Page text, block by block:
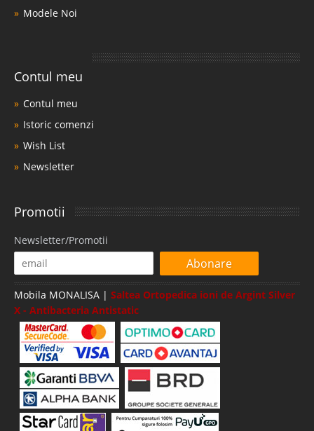
Modele Noi
Contul meu
Contul meu
Istoric comenzi
Wish List
Newsletter
Promotii
Newsletter/Promotii
Abonare
Mobila MONALISA | Saltea Ortopedica ioni de Argint Silver
X - Antibacteria Antistatic